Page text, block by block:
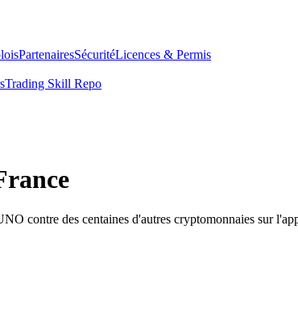
PartenairesSécuritéLicences & Permis
Trading Skill Repo
contre des centaines d'autres cryptomonnaies sur